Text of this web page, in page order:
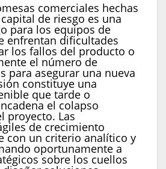
comerciales hechas
de riesgo es una
para los equipos de
enfrentan dificultades
los fallos del producto o
el número de
para asegurar una nueva
constituye una
que tarde o
el colapso
proyecto. Las
de crecimiento
con un criterio analítico y
oportunamente a
sobre los cuellos